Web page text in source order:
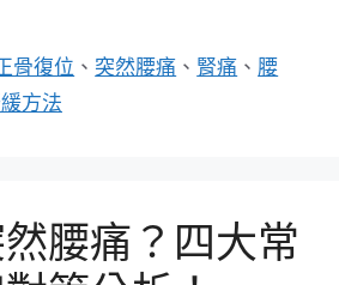
骨復位 、 突然腰痛 、 腎痛 、 腰
方法
腰痛？四大常